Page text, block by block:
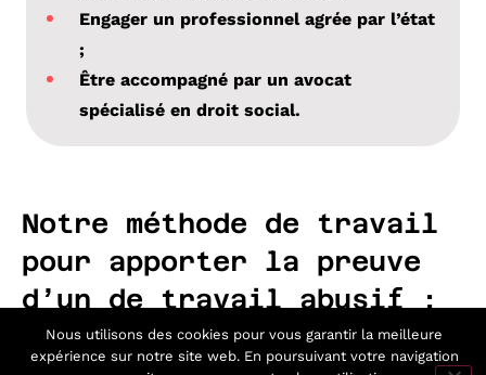
Engager un professionnel agrée par l’état
;
Être accompagné par un avocat
spécialisé en droit social.
Notre méthode de travail
pour apporter la preuve
d’un de travail abusif :
Nous utilisons des cookies pour vous garantir la meilleure
expérience sur notre site web. En poursuivant votre navigation